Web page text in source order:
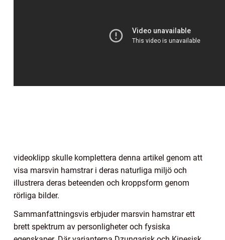
videoklipp skulle komplettera denna artikel genom att
visa marsvin hamstrar i deras naturliga miljö och
illustrera deras beteenden och kroppsform genom
rörliga bilder.
Sammanfattningsvis erbjuder marsvin hamstrar ett
brett spektrum av personligheter och fysiska